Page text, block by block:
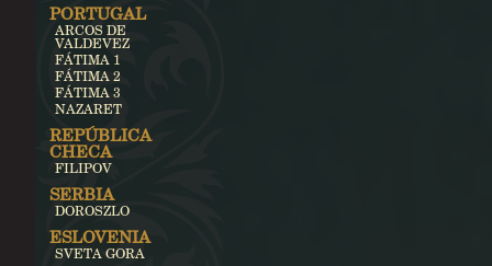
PORTUGAL
ARCOS DE
VALDEVEZ
FÁTIMA 1
FÁTIMA 2
FÁTIMA 3
NAZARET
REPÚBLICA
CHECA
FILIPOV
SERBIA
DOROSZLO
ESLOVENIA
SVETA GORA